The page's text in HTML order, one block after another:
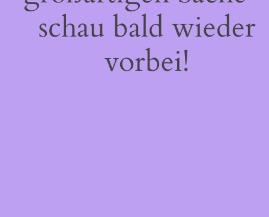
schau bald wieder
vorbei!